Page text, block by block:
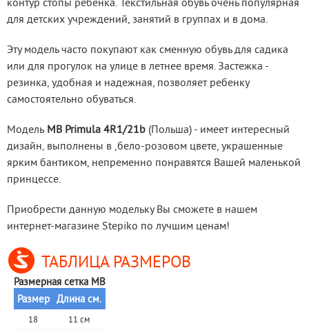
для детских учреждений, занятий в группах и в дома.
Эту модель часто покупают как сменную обувь для садика
или для прогулок на улице в летнее время. Застежка -
резинка, удобная и надежная, позволяет ребенку
самостоятельно обуваться.
Модель MB Primula 4R1/21b (Польша) - имеет интересный
дизайн, выполнены в ,бело-розовом цвете, украшенные
ярким бантиком, непременно понравятся Вашей маленькой
принцессе.
Приобрести данную модельку Вы сможете в нашем
интернет-магазине Stepiko по лучшим ценам!
ТАБЛИЦА РАЗМЕРОВ
Размерная сетка MB
Размер Длина см.
18
11 см